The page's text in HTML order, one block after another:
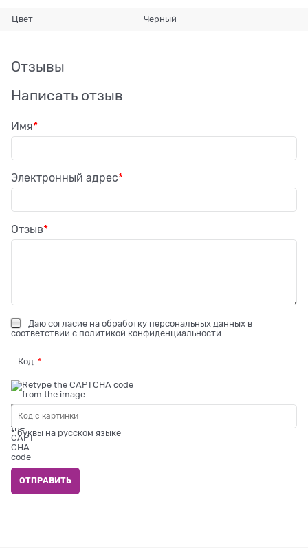
Цвет Черный
Отзывы
Написать отзыв
Имя
Электронный адрес
Отзыв
Даю согласие на обработку персональных данных в
соответствии с политикой конфиденциальности
Код
* буквы на русском языке